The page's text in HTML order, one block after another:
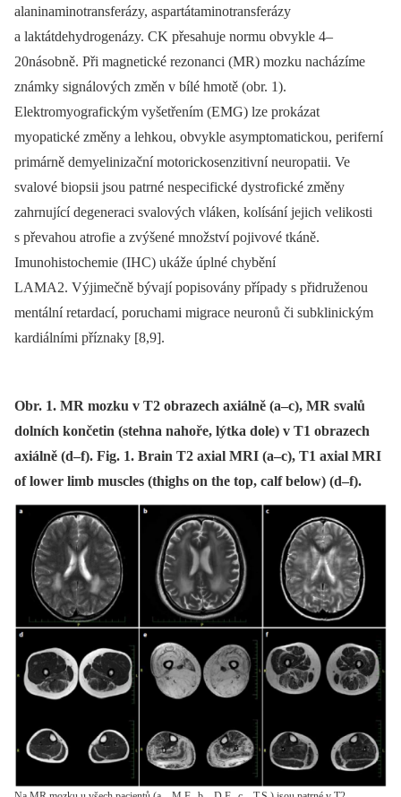
alaninaminotransferázy, aspartátaminotransferázy
a laktátdehydrogenázy. CK přesahuje normu obvykle 4–
20násobně. Při magnetické rezonanci (MR) mozku nacházíme
známky signálových změn v bílé hmotě (obr. 1).
Elektromyografickým vyšetřením (EMG) lze prokázat
myopatické změny a lehkou, obvykle asymptomatickou, periferní
primárně demyelinizační motorickosenzitivní neuropatii. Ve
svalové biopsii jsou patrné nespecifické dystrofické změny
zahrnující degeneraci svalových vláken, kolísání jejich velikosti
s převahou atrofie a zvýšené množství pojivové tkáně.
Imunohistochemie (IHC) ukáže úplné chybění
LAMA2. Výjimečně bývají popisovány případy s přidruženou
mentální retardací, poruchami migrace neuronů či subklinickým
kardiálními příznaky [8,9].
Obr. 1. MR mozku v T2 obrazech axiálně (a–c), MR svalů
dolních končetin (stehna nahoře, lýtka dole) v T1 obrazech
axiálně (d–f). Fig. 1. Brain T2 axial MRI (a–c), T1 axial MRI
of lower limb muscles (thighs on the top, calf below) (d–f).